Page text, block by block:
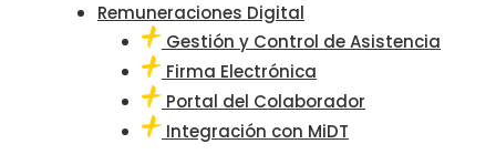
Remuneraciones Digital
Gestión y Control de Asistencia
Firma Electrónica
Portal del Colaborador
Integración con MiDT